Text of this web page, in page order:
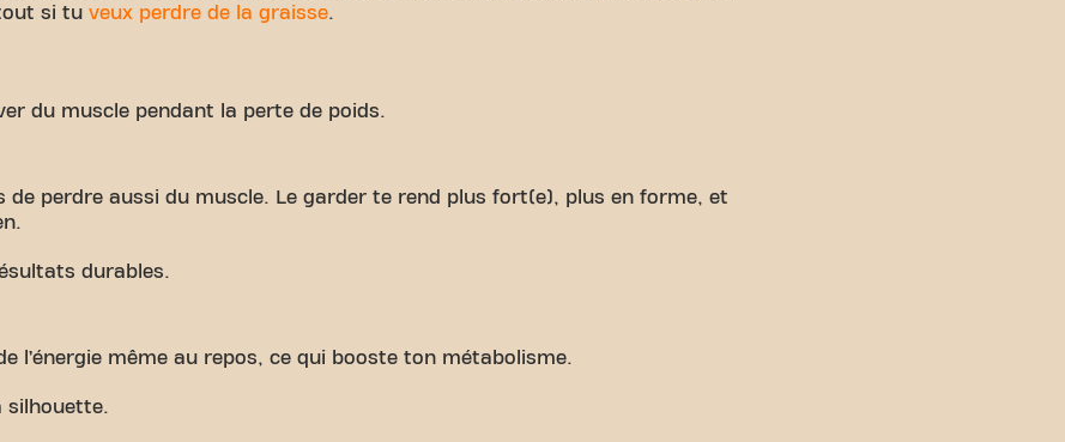
si tu veux perdre de la graisse.
du muscle pendant la perte de poids.
de perdre aussi du muscle. Le garder te rend plus fort(e), plus en forme, et
durables.
l’énergie même au repos, ce qui booste ton métabolisme.
silhouette.